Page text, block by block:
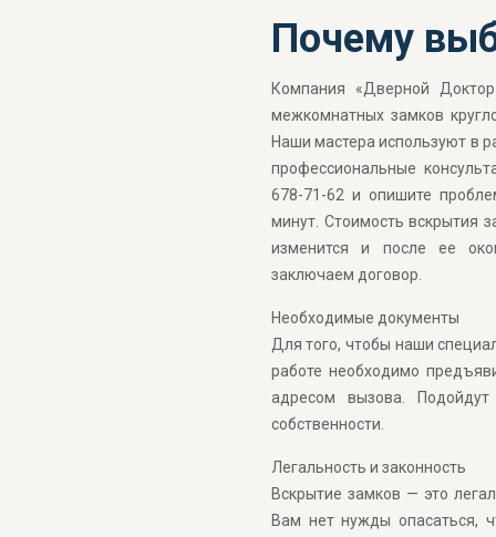
Почему
Компания «Дверной
межкомнатных замков
Наши мастера используют в
профессиональные
678-71-62 и опишите
минут. Стоимость вскрытия
изменится и после ее
заключаем договор.
Необходимые документы
Для того, чтобы наши
работе необходимо
адресом вызова.
собственности.
Легальность и законность
Вскрытие замков — это
Вам нет нужды опасаться,